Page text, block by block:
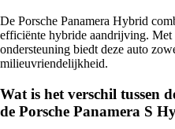
De Porsche Panamera Hybrid
efficiënte hybride aandrijving. Met
ondersteuning biedt deze auto
milieuvriendelijkheid.
Wat is het verschil tussen
de Porsche Panamera S